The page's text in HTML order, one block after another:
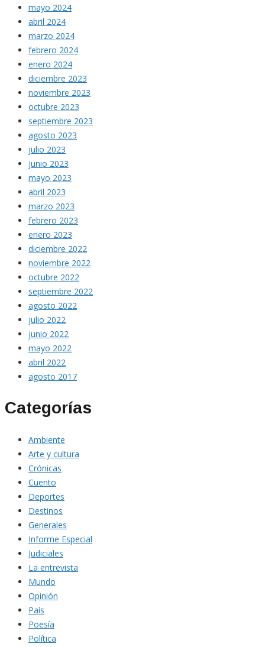
mayo 2024
abril 2024
marzo 2024
febrero 2024
enero 2024
diciembre 2023
noviembre 2023
octubre 2023
septiembre 2023
agosto 2023
julio 2023
junio 2023
mayo 2023
abril 2023
marzo 2023
febrero 2023
enero 2023
diciembre 2022
noviembre 2022
octubre 2022
septiembre 2022
agosto 2022
julio 2022
junio 2022
mayo 2022
abril 2022
agosto 2017
Categorías
Ambiente
Arte y cultura
Crónicas
Cuento
Deportes
Destinos
Generales
Informe Especial
Judiciales
La entrevista
Mundo
Opinión
País
Poesía
Política